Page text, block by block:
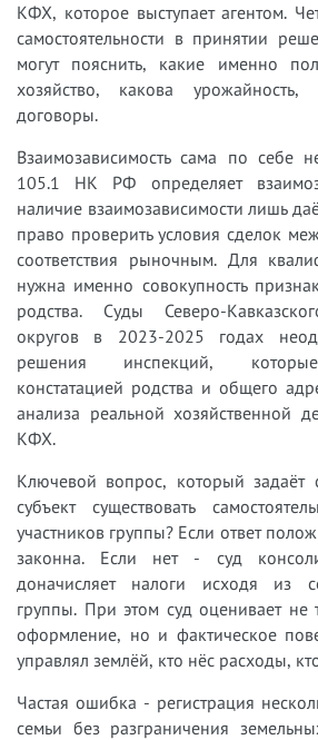
КФХ, которое выступает агентом.
самостоятельности в принятии
могут пояснить, какие именно
хозяйство, какова
договоры.
Взаимозависимость сама по себе
105.1 НК РФ определяет
наличие взаимозависимости лишь
право проверить условия сделок
соответствия рыночным. Для
нужна именно совокупность
родства. Суды Северо-
округов в 2023-2025 годах
решения инспекций, которые
констатацией родства и общего
анализа реальной хозяйственной
КФХ.
Ключевой вопрос, который
субъект существовать
участников группы? Если ответ
законна. Если нет - суд
доначисляет налоги исходя из
группы. При этом суд оценивает не
оформление, но и фактическое
управлял землёй, кто нёс расходы,
Частая ошибка - регистрация
семьи без разграничения